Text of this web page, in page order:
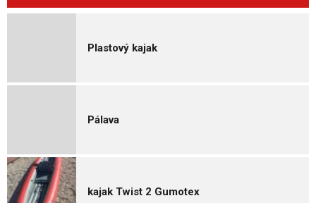
Plastový kajak
Pálava
kajak Twist 2 Gumotex